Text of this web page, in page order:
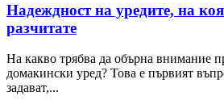
Надеждност на уредите, на
разчитате
На какво трябва да обърна внимание
домакински уред? Това е първият
задават,...